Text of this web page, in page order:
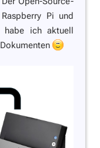
Pi und
habe ich aktuell